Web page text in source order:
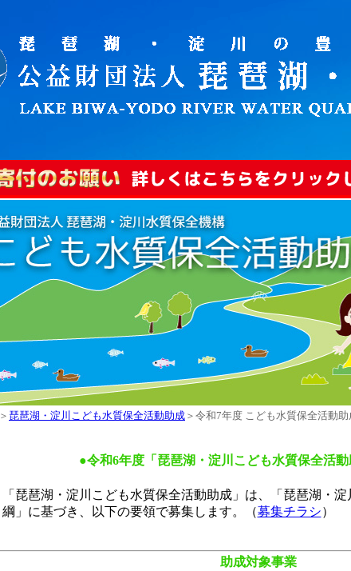
＞ 琵琶湖・淀川こども水質保全活動助成 ＞令和7年度 こども水質保全活動
●令和6年度「琵琶湖・淀川こども水質保全活
「琵琶湖・淀川こども水質保全活動助成」は、「琵琶湖・
綱」に基づき、以下の要領で募集します。（募集チラシ）
助成対象事業